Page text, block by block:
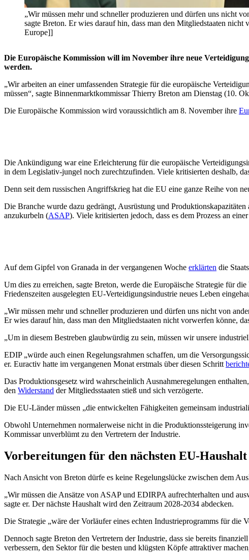
„Wir müssen mehr und schneller produzieren und dürfen uns nicht
sagte Breton. Er wies darauf hin, dass man den Mitgliedstaaten
Europe]]
Die Europäische Kommission will im November ihre neue
werden.
„Wir arbeiten an einer umfassenden Strategie für die europäische
müssen“, sagte Binnenmarktkommissar Thierry Breton am Dienstag (10.
Die Europäische Kommission wird voraussichtlich am 8. November ihre
Die Ankündigung war eine Erleichterung für die europäische
in dem Legislativ-jungel noch zurechtzufinden. Viele kritisierten deshalb,
Denn seit dem russischen Angriffskrieg hat die EU eine ganze Reihe von
Die Branche wurde dazu gedrängt, Ausrüstung und
anzukurbeln (ASAP). Viele kritisierten jedoch, dass es dem Prozess an
Auf dem Gipfel von Granada in der vergangenen Woche erklärten die
Um dies zu erreichen, sagte Breton, werde die Europäische Strategie für
Friedenszeiten ausgelegten EU-Verteidigungsindustrie neues Leben
„Wir müssen mehr und schneller produzieren und dürfen uns nicht von
Er wies darauf hin, dass man den Mitgliedstaaten nicht vorwerfen könne,
„Um in diesem Bestreben glaubwürdig zu sein, müssen wir unsere
EDIP „würde auch einen Regelungsrahmen schaffen, um die
er. Euractiv hatte im vergangenen Monat erstmals über diesen Schritt
Das Produktionsgesetz wird wahrscheinlich Ausnahmeregelungen
den Widerstand der Mitgliedsstaaten stieß und sich verzögerte.
Die EU-Länder müssen „die entwickelten Fähigkeiten gemeinsam
Obwohl Unternehmen normalerweise nicht in die Produktionssteigerung
Kommissar unverblümt zu den Vertretern der Industrie.
Vorbereitungen für den nächsten EU-Haushalt
Nach Ansicht von Breton dürfe es keine Regelungslücke zwischen dem
„Wir müssen die Ansätze von ASAP und EDIRPA aufrechterhalten und
sagte er. Der nächste Haushalt wird den Zeitraum 2028-2034 abdecken.
Die Strategie „wäre der Vorläufer eines echten Industrieprogramms für
Dennoch sagte Breton den Vertretern der Industrie, dass sie bereits
verbessern, den Sektor für die besten und klügsten Köpfe attraktiver